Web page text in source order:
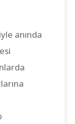
anında